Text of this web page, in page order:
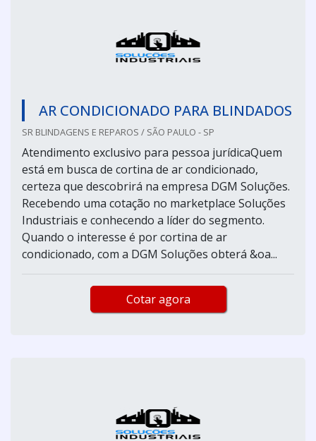
AR CONDICIONADO PARA BLINDADOS
SR BLINDAGENS E REPAROS / SÃO PAULO - SP
Atendimento exclusivo para pessoa jurídicaQuem
está em busca de cortina de ar condicionado,
certeza que descobrirá na empresa DGM Soluções.
Recebendo uma cotação no marketplace Soluções
Industriais e conhecendo a líder do segmento.
Quando o interesse é por cortina de ar
condicionado, com a DGM Soluções obterá &oa...
Cotar agora